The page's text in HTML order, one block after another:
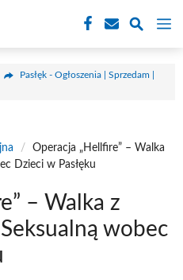
Pasłęk - Ogłoszenia | Sprzedam |
/
Operacja „Hellfire” – Walka
Dzieci w Pasłęku
– Walka z
wobec